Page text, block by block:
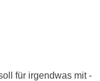
für irgendwas mit -